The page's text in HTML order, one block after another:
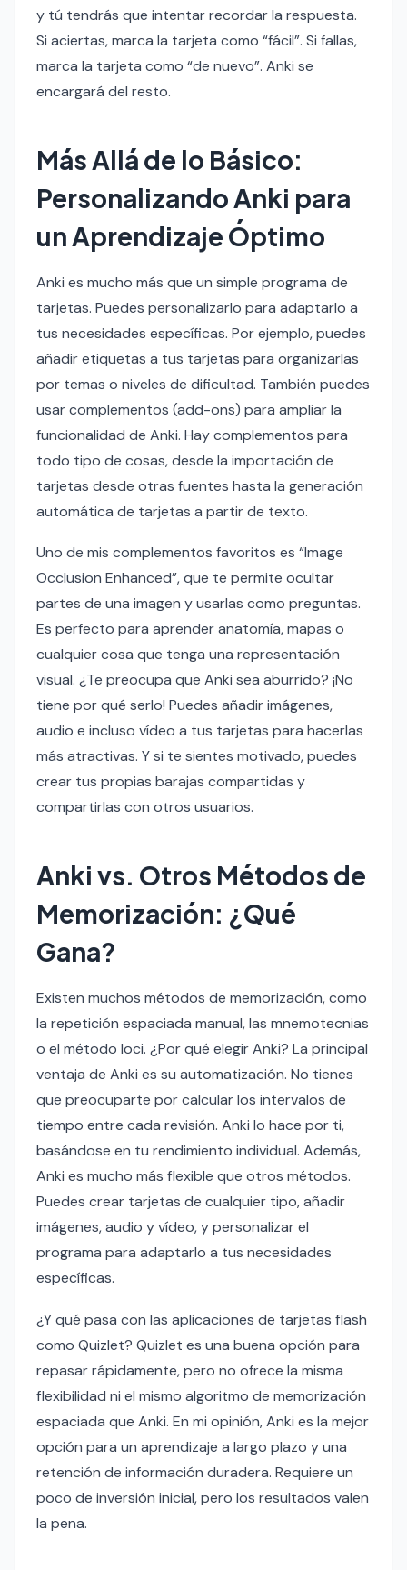
y tú tendrás que intentar recordar la respuesta.
Si aciertas, marca la tarjeta como “fácil”. Si fallas,
marca la tarjeta como “de nuevo”. Anki se
encargará del resto.
Más Allá de lo Básico:
Personalizando Anki para
un Aprendizaje Óptimo
Anki es mucho más que un simple programa de
tarjetas. Puedes personalizarlo para adaptarlo a
tus necesidades específicas. Por ejemplo, puedes
añadir etiquetas a tus tarjetas para organizarlas
por temas o niveles de dificultad. También puedes
usar complementos (add-ons) para ampliar la
funcionalidad de Anki. Hay complementos para
todo tipo de cosas, desde la importación de
tarjetas desde otras fuentes hasta la generación
automática de tarjetas a partir de texto.
Uno de mis complementos favoritos es “Image
Occlusion Enhanced”, que te permite ocultar
partes de una imagen y usarlas como preguntas.
Es perfecto para aprender anatomía, mapas o
cualquier cosa que tenga una representación
visual. ¿Te preocupa que Anki sea aburrido? ¡No
tiene por qué serlo! Puedes añadir imágenes,
audio e incluso vídeo a tus tarjetas para hacerlas
más atractivas. Y si te sientes motivado, puedes
crear tus propias barajas compartidas y
compartirlas con otros usuarios.
Anki vs. Otros Métodos de
Memorización: ¿Qué
Gana?
Existen muchos métodos de memorización, como
la repetición espaciada manual, las mnemotecnias
o el método loci. ¿Por qué elegir Anki? La principal
ventaja de Anki es su automatización. No tienes
que preocuparte por calcular los intervalos de
tiempo entre cada revisión. Anki lo hace por ti,
basándose en tu rendimiento individual. Además,
Anki es mucho más flexible que otros métodos.
Puedes crear tarjetas de cualquier tipo, añadir
imágenes, audio y vídeo, y personalizar el
programa para adaptarlo a tus necesidades
específicas.
¿Y qué pasa con las aplicaciones de tarjetas flash
como Quizlet? Quizlet es una buena opción para
repasar rápidamente, pero no ofrece la misma
flexibilidad ni el mismo algoritmo de memorización
espaciada que Anki. En mi opinión, Anki es la mejor
opción para un aprendizaje a largo plazo y una
retención de información duradera. Requiere un
poco de inversión inicial, pero los resultados valen
la pena.